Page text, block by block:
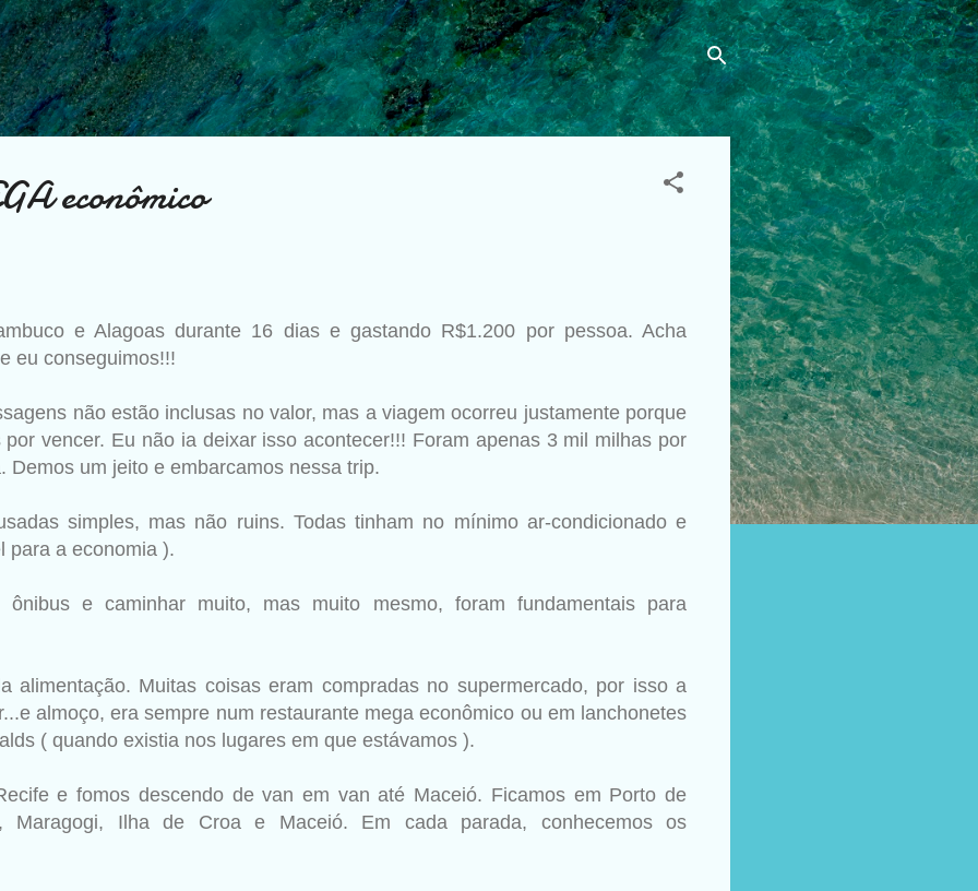
Pular para o conteúdo principal
econômico
e Alagoas durante 16 dias e gastando R$1.200 por pessoa. Acha
eu conseguimos!!!
não estão inclusas no valor, mas a viagem ocorreu justamente porque
vencer. Eu não ia deixar isso acontecer!!! Foram apenas 3 mil milhas por
Demos um jeito e embarcamos nessa trip.
simples, mas não ruins. Todas tinham no mínimo ar-condicionado e
para a economia ).
e caminhar muito, mas muito mesmo, foram fundamentais para
alimentação. Muitas coisas eram compradas no supermercado, por isso a
almoço, era sempre num restaurante mega econômico ou em lanchonetes
( quando existia nos lugares em que estávamos ).
e fomos descendo de van em van até Maceió. Ficamos em Porto de
Maragogi, Ilha de Croa e Maceió. Em cada parada, conhecemos os